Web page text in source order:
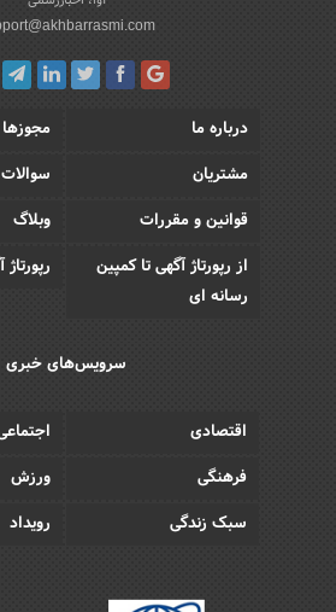
درباره ما
مجوزها
مشتریان
قوانین و مقررات
وبلاگ
از رپورتاژ آگهی تا کمپین
رسانه ای
سرویس‌های خبری
اقتصادی
فرهنگی
ورزش
سبک زندگی
رویداد